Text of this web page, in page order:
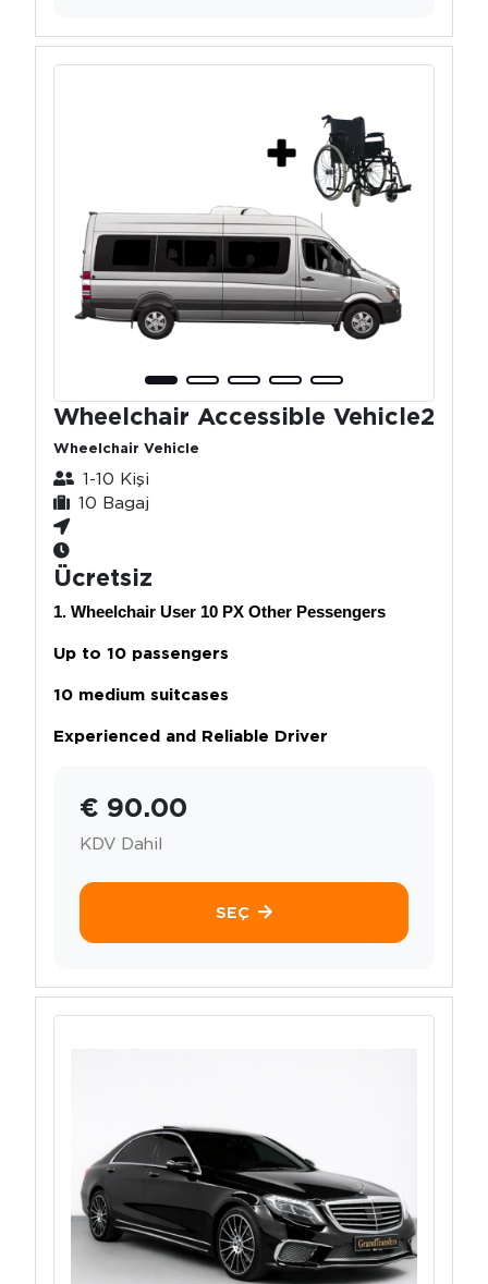
Wheelchair Accessible Vehicle2
Wheelchair Vehicle
1-10 Kişi
10 Bagaj
Ücretsiz
1. Wheelchair User 10 PX Other Pessengers
Up to 10 passengers
10 medium suitcases
Experienced and Reliable Driver
€ 90.00
KDV Dahil
SEÇ